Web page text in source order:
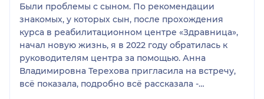
Были проблемы с сыном. По рекомендации
знакомых, у которых сын, после прохождения
курса в реабилитационном центре «Здравница»,
начал новую жизнь, я в 2022 году обратилась к
руководителям центра за помощью. Анна
Владимировна Терехова пригласила на встречу,
всё показала, подробно всё рассказала -